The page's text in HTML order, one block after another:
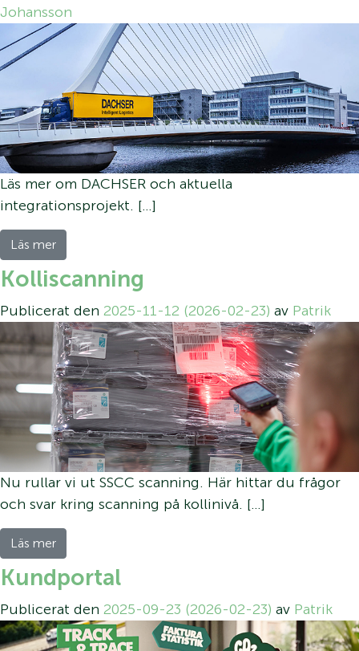
Johansson
Läs mer om DACHSER och aktuella
integrationsprojekt. […]
Läs mer
Kolliscanning
Publicerat den 2025-11-12 (2026-02-23) av Patrik
Nu rullar vi ut SSCC scanning. Här hittar du frågor
och svar kring scanning på kollinivå. […]
Läs mer
Kundportal
Publicerat den 2025-09-23 (2026-02-23) av Patrik